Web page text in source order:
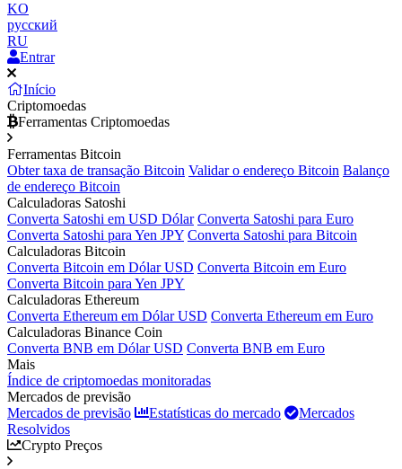
KO
русский
RU
Entrar
Início
Criptomoedas
Ferramentas Criptomoedas
Ferramentas Bitcoin
Obter taxa de transação Bitcoin Validar o endereço Bitcoin Balanço
de endereço Bitcoin
Calculadoras Satoshi
Converta Satoshi em USD Dólar Converta Satoshi para Euro
Converta Satoshi para Yen JPY Converta Satoshi para Bitcoin
Calculadoras Bitcoin
Converta Bitcoin em Dólar USD Converta Bitcoin em Euro
Converta Bitcoin para Yen JPY
Calculadoras Ethereum
Converta Ethereum em Dólar USD Converta Ethereum em Euro
Calculadoras Binance Coin
Converta BNB em Dólar USD Converta BNB em Euro
Mais
Índice de criptomoedas monitoradas
Mercados de previsão
Mercados de previsão
Estatísticas do mercado
Mercados
Resolvidos
Crypto Preços